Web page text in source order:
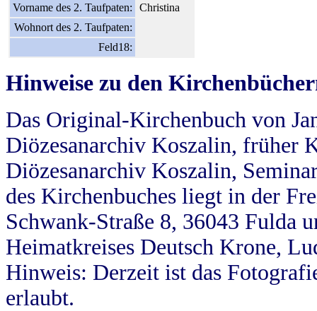
Vorname des 2. Taufpaten:
Christina
Wohnort des 2. Taufpaten:
Feld18:
Hinweise zu den
Das Original-Kirchenbuch von
Diözesanarchiv Koszalin, früher
Diözesanarchiv Koszalin,
des Kirchenbuches liegt in der
Schwank-Straße 8, 36043 Fulda
Heimatkreises Deutsch Krone,
Hinweis: Derzeit ist das
erlaubt.